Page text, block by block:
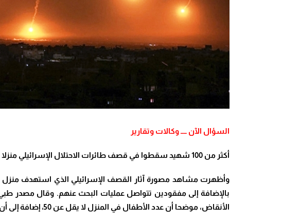
السؤال الآن ــــ وكالات وتقارير
أكثر من 100 شهيد سقطوا في قصف طائرات الاحتلال الإسرائيلي منزلا يؤوي عائلات ونازحين في مخيم جباليا شمالي قطاع غزة
وأظهرت مشاهد مصورة آثار القصف الإسرائيلي الذي استهدف منزل
بالإضافة إلى مفقودين تتواصل عمليات البحث عنهم.
الأنقاض، موضحا أن عدد الأطفال في المنزل لا يقل عن 50، إضافة إلى أن عدد النساء لا يقل عن 30 امرأة من أصحاب المنزل وأقاربهم الذين لجؤوا إليهم